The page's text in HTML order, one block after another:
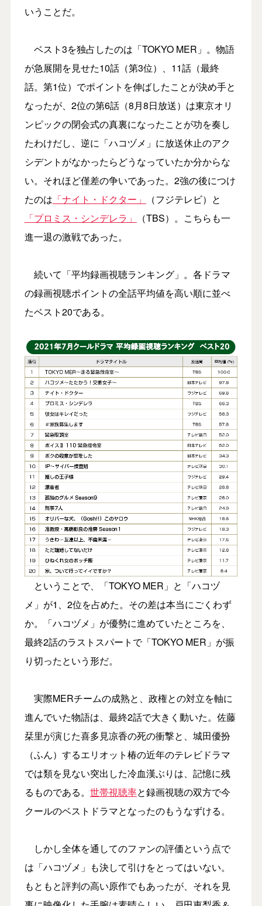
いうことだ。
ベスト3を独占したのは「TOKYO MER」。物語
が急展開を見せた10話（第3位）、11話（最終
話。第1位）でポイントを伸ばしたことが決め手と
なったが、2位の第6話（8月8日放送）は東京オリ
ンピックの閉会式の真裏になったことが功を奏し
たわけだし、逆に「ハコヅメ」に放送休止のアク
シデントがなかったらどうなっていたか分からな
い。それほど僅差の争いであった。2強の後につけ
たのは 「ナイト・ドクター」
（フジテレビ）と
「プロミス・シンデレラ」
（TBS）。こちらも一
進一退の激戦であった。
続いて「平均録画視聴ランキング」。各ドラマ
の録画視聴ポイントの全話平均値を高い順に並べ
たベスト20である。
ということで、「TOKYO MER」と「ハコヅ
メ」が1、2位を占めた。その差は本当にごくわず
か。「ハコヅメ」が優勢に進めていたところを、
最終2話のラストスパートで「TOKYO MER」が振
り切ったという形だ。
実際MERチームの成熟と、政権との対立を軸に
進んでいた物語は、最終2話で大きく動いた。佐藤
栞里が演じた喜多見凉香の死の衝撃と、城田優扮
（ふん）するエリオット椿の近年のテレビドラマ
では類を見ない突出した冷血漢ぶりは、記憶に残
るものである。 世帯視聴率と録画視聴の双方で今
クールのベストドラマとなったのもうなずける。
しかし全体を通してのファンの評価という点で
は「ハコヅメ」も決して引けをとってはいない。
もともと評判の高い原作でもあったが、それを見